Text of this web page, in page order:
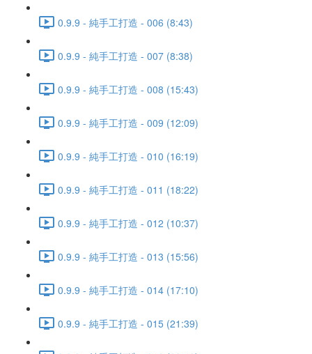
0.9.9 - 純手工打造 - 006 (8:43)
0.9.9 - 純手工打造 - 007 (8:38)
0.9.9 - 純手工打造 - 008 (15:43)
0.9.9 - 純手工打造 - 009 (12:09)
0.9.9 - 純手工打造 - 010 (16:19)
0.9.9 - 純手工打造 - 011 (18:22)
0.9.9 - 純手工打造 - 012 (10:37)
0.9.9 - 純手工打造 - 013 (15:56)
0.9.9 - 純手工打造 - 014 (17:10)
0.9.9 - 純手工打造 - 015 (21:39)